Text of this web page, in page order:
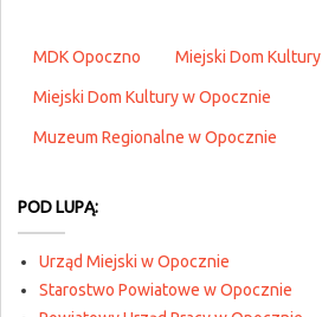
MDK Opoczno Miejski Dom Kultury
Miejski Dom Kultury w Opocznie
Muzeum Regionalne w Opocznie
POD LUPĄ:
Urząd Miejski w Opocznie
Starostwo Powiatowe w Opocznie